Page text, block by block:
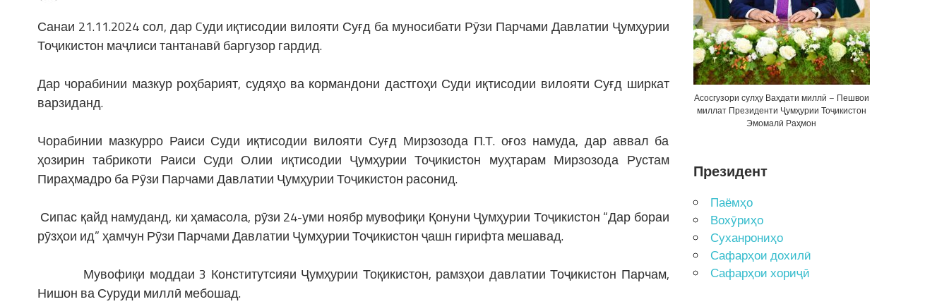
Санаи 21.11.2024 сол, дар Cуди иқтисодии вилояти Суғд ба муносибати Рӯзи Парчами Давлатии Ҷумҳурии
Тоҷикистон маҷлиси тантанавӣ баргузор гардид.
Дар чорабинии мазкур роҳбарият, судяҳо ва кормандони дастгоҳи Суди иқтисодии вилояти Суғд ширкат
варзиданд.
Чорабинии мазкурро Раиси Суди иқтисодии вилояти Суғд Мирзозода П.Т. оғоз намуда, дар аввал ба
ҳозирин табрикоти Раиси Суди Олии иқтисодии Ҷумҳурии Тоҷикистон муҳтарам Мирзозода Рустам
Пираҳмадро ба Рӯзи Парчами Давлатии Ҷумҳурии Тоҷикистон расонид.
Сипас қайд намуданд, ки ҳамасола, рӯзи 24-уми ноябр мувофиқи Қонуни Ҷумҳурии Тоҷикистон “Дар бораи
рӯзҳои ид” ҳамчун Рӯзи Парчами Давлатии Ҷумҳурии Тоҷикистон ҷашн гирифта мешавад.
Мувофиқи моддаи 3 Конститутсияи Ҷумҳурии Тоқикистон, рамзҳои давлатии Тоҷикистон Парчам,
Нишон ва Суруди миллӣ мебошад.
Асосгузори сулҳу Ваҳдати миллӣ – Пешвои
миллат Президенти Ҷумҳурии Тоҷикистон
Эмомалӣ Раҳмон
Президент
Паёмҳо
Вохӯриҳо
Суханрониҳо
Сафарҳои дохилӣ
Сафарҳои хориҷӣ